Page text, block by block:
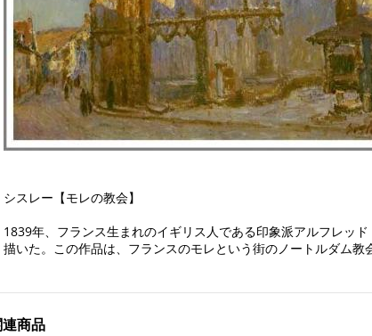
シスレー【モレの教会】
1839年、フランス生まれのイギリス人である印象派アルフレッ
描いた。この作品は、フランスのモレという街のノートルダム教
商品